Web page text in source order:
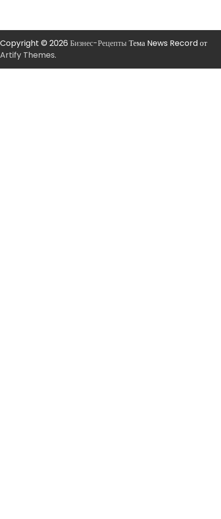
Copyright © 2026 Бизнес-РецептыТема News Record от
Artify Themes.